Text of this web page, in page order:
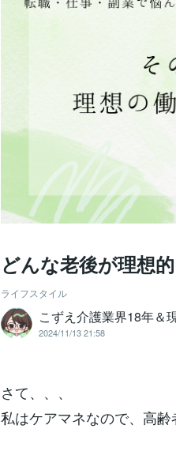
どんな老後が理想的
ライフスタイル
こずえ介護業界18年＆
2024/11/13 21:58
さて、、、
私はケアマネなので、高齢